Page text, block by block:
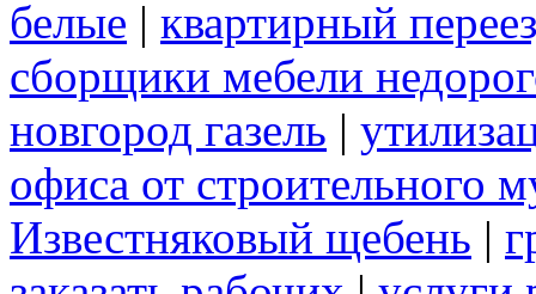
белые | квартирный
сборщики мебели
новгород газель |
офиса от строительного
Известняковый щебень |